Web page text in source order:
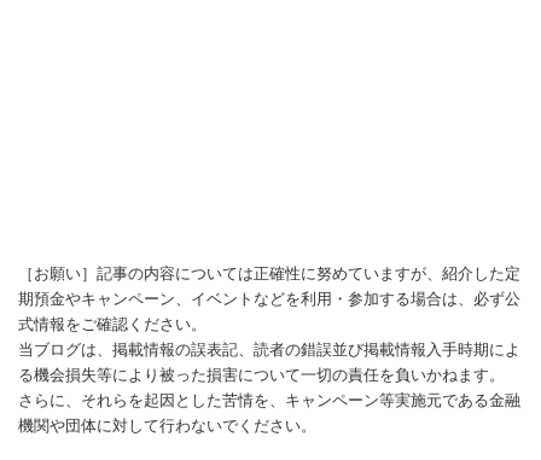
［お願い］記事の内容については正確性に努めていますが、紹介した定
期預金やキャンペーン、イベントなどを利用・参加する場合は、必ず公
式情報をご確認ください。
当ブログは、掲載情報の誤表記、読者の錯誤並び掲載情報入手時期によ
る機会損失等により被った損害について一切の責任を負いかねます。
さらに、それらを起因とした苦情を、キャンペーン等実施元である金融
機関や団体に対して行わないでください。